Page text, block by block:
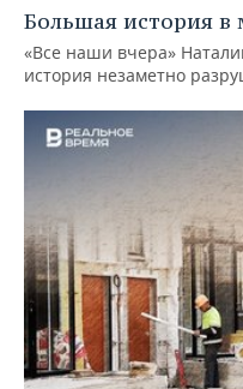
Большая история в
«Все наши вчера»
история незаметно